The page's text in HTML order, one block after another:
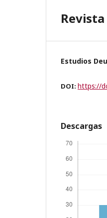
Estudios
DOI: https://
Descargas